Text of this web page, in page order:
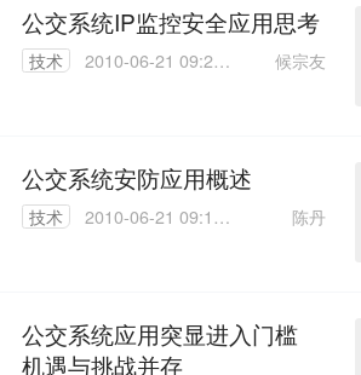
公交系统IP监控安全应用思考
技术
2010-06-21 09:26:
候宗友
公交系统安防应用概述
技术
2010-06-21 09:19:
陈丹
公交系统应用突显进入门槛
机遇与挑战并存